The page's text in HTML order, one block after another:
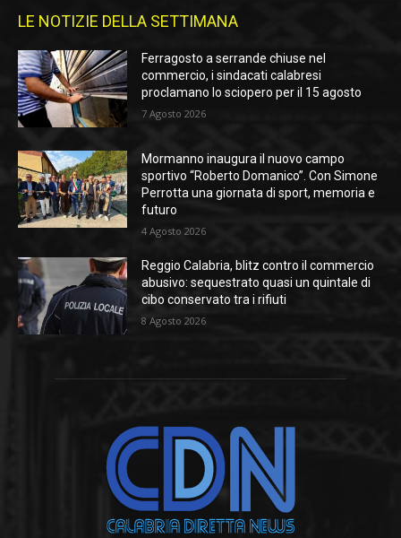
LE NOTIZIE DELLA SETTIMANA
Ferragosto a serrande chiuse nel
commercio, i sindacati calabresi
proclamano lo sciopero per il 15 agosto
7 Agosto 2026
Mormanno inaugura il nuovo campo
sportivo “Roberto Domanico”. Con Simone
Perrotta una giornata di sport, memoria e
futuro
4 Agosto 2026
Reggio Calabria, blitz contro il commercio
abusivo: sequestrato quasi un quintale di
cibo conservato tra i rifiuti
8 Agosto 2026